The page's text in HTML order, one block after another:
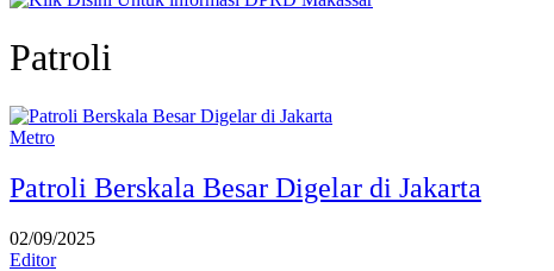
Patroli
Metro
Patroli Berskala Besar Digelar di Jakarta
02/09/2025
Editor